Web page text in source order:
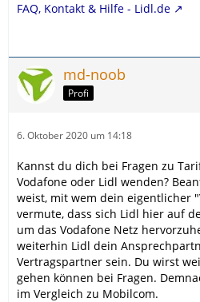
FAQ, Kontakt & Hilfe - Lidl.de
md-noob
Profi
6. Oktober 2020 um 14:18
Kannst du dich bei Fragen zu
Vodafone oder Lidl wenden?
weist, mit wem dein eigentlicher
vermute, dass sich Lidl hier auf
um das Vodafone Netz
weiterhin Lidl dein
Vertragspartner sein. Du wirst
gehen können bei Fragen.
im Vergleich zu Mobilcom.